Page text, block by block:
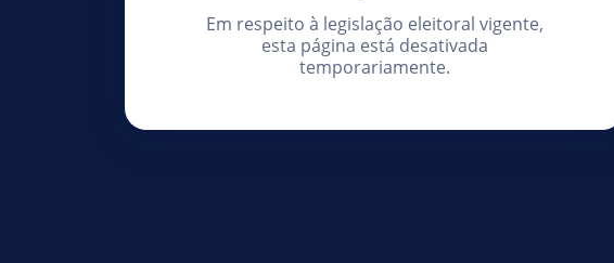
Em respeito à legislação eleitoral vigente,
esta página está desativada
temporariamente.